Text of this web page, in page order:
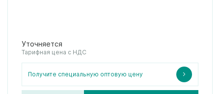
Уточняется
Тарифная цена с НДС
Получите специальную оптовую цену